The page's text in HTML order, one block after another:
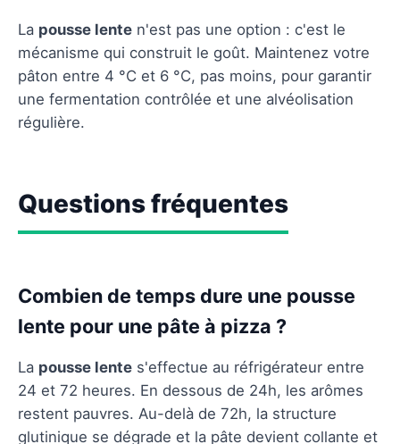
La pousse lente n'est pas une option : c'est le
mécanisme qui construit le goût. Maintenez votre
pâton entre 4 °C et 6 °C, pas moins, pour garantir
une fermentation contrôlée et une alvéolisation
régulière.
Questions fréquentes
Combien de temps dure une pousse
lente pour une pâte à pizza ?
La pousse lente s'effectue au réfrigérateur entre
24 et 72 heures. En dessous de 24h, les arômes
restent pauvres. Au-delà de 72h, la structure
glutinique se dégrade et la pâte devient collante et